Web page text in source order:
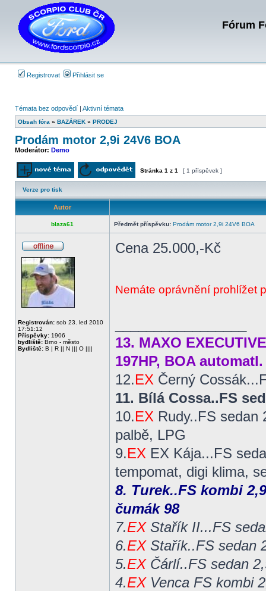
Fórum
Registrovat Přihlásit se
Témata bez odpovědí | Aktivní témata
Obsah fóra » BAZÁREK » PRODEJ
Prodám motor 2,9i 24V6 BOA
Moderátor: Demo
Odeslat nové téma Odpovědět na téma
Stránka 1 z 1 [ 1 příspěvek ]
Verze pro tisk
Autor
blaza61 Předmět příspěvku: Prodám motor 2,9i 24V6 BOA
Registrován: sob 23. led 2010
17:51:12
Příspěvky: 1906
bydliště: Brno - město
Bydliště: B | R || N ||| O ||||
Cena 25.000,-Kč
Nemáte oprávnění prohlížet
13. MAXO
197HP, BOA automatl.
12.EX Černý
11. Bílá Cossa..FS
10.EX Rudy..FS sedan
palbě, LPG
9.EX EX Kája...FS
tempomat, digi klima,
8. Turek..FS kombi
čumák 98
7.EXStařík II...FS
6.EXStařík..FS sedan
5.EXČárlí..FS sedan
4.EXVenca FS kombi